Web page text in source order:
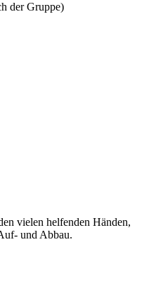
der Gruppe)
vielen helfenden Händen,
und Abbau.